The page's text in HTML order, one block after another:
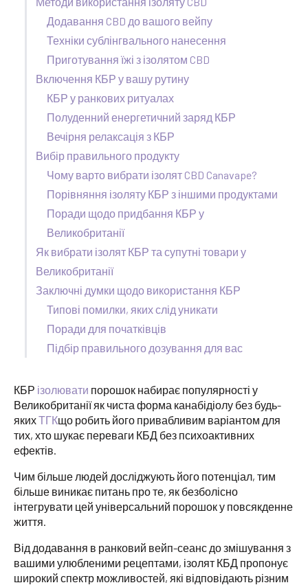
Додавання CBD до вашого вейпу
Техніки сублінгвального нанесення
Приготування їжі з ізолятом CBD
Включення КБР у вашу рутину
КБР у ранкових ритуалах
Полуденний енергетичний заряд КБР
Вечірня релаксація з КБР
Вибір правильного продукту
Чому варто вибрати ізолят CBD Canavape?
Порівняння ізоляту КБР з іншими продуктами
Поради щодо придбання КБР у
Великобританії
Як вибрати ізолят КБР та супутні товари у
Великобританії
Заключні думки щодо використання КБР
Типові помилки, яких слід уникати
Поради для початківців
Підбір правильного дозування для вас
КБР ізолювати порошок набирає популярності у
Великобританії як чиста форма канабідіолу без будь-
якихТГКщо робить його привабливим варіантом для
тих, хто шукає переваги КБД без психоактивних
ефектів.
Чим більше людей досліджують його потенціал, тим
більше виникає питань про те, як безболісно
інтегрувати цей універсальний порошок у повсякденне
життя.
Від додавання в ранковий вейп-сеанс до змішування з
вашими улюбленими рецептами, ізолят КБД пропонує
широкий спектр можливостей, які відповідають різним